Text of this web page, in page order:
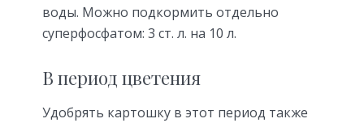
воды. Можно подкормить отдельно
суперфосфатом: 3 ст. л. на 10 л.
В период цветения
Удобрять картошку в этот период также